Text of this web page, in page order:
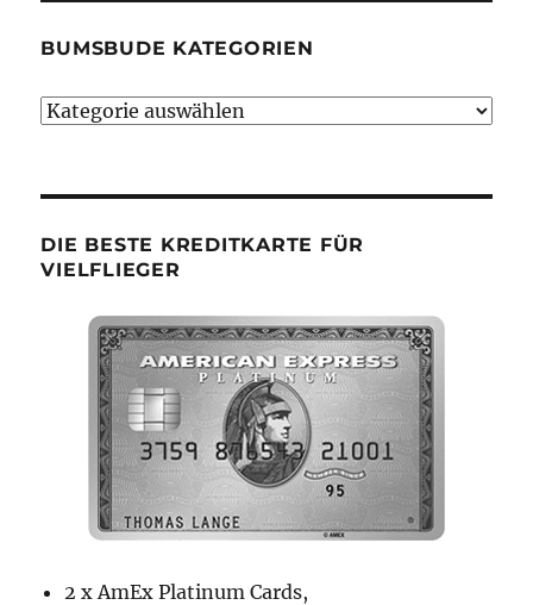
BUMSBUDE KATEGORIEN
Bumsbude
DIE BESTE KREDITKARTE FÜR
VIELFLIEGER
2 x AmEx Platinum Cards,